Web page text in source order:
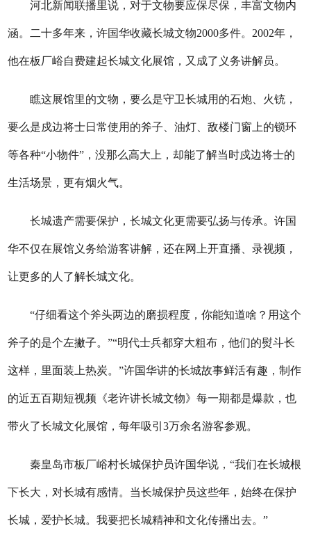
河北新闻联播里说，对于文物要应保尽保，丰富文物内
涵。二十多年来，许国华收藏长城文物2000多件。2002年，
他在板厂峪自费建起长城文化展馆，又成了义务讲解员。
瞧这展馆里的文物，要么是守卫长城用的石炮、火铳，
要么是戍边将士日常使用的斧子、油灯、敌楼门窗上的锁环
等各种“小物件”，没那么高大上，却能了解当时戍边将士的
生活场景，更有烟火气。
长城遗产需要保护，长城文化更需要弘扬与传承。许国
华不仅在展馆义务给游客讲解，还在网上开直播、录视频，
让更多的人了解长城文化。
“仔细看这个斧头两边的磨损程度，你能知道啥？用这个
斧子的是个左撇子。”“明代士兵都穿大粗布，他们的熨斗长
这样，里面装上热炭。”许国华讲的长城故事鲜活有趣，制作
的近五百期短视频《老许讲长城文物》每一期都是爆款，也
带火了长城文化展馆，每年吸引3万余名游客参观。
秦皇岛市板厂峪村长城保护员许国华说，“我们在长城根
下长大，对长城有感情。当长城保护员这些年，始终在保护
长城，爱护长城。我要把长城精神和文化传播出去。”